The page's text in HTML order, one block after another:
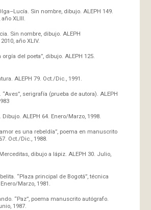
Sin nombre, dibujo. ALEPH 149.
XLIII.
Sin nombre, dibujo. ALEPH
año XLIV.
del poeta”, dibujo. ALEPH 125.
ALEPH 79. Oct./Dic., 1991.
serigrafía (prueba de autora). ALEPH
ALEPH 64. Enero/Marzo, 1998.
es una rebeldía”, poema en manuscrito
Oct./Dic., 1988.
dibujo a lápiz. ALEPH 30. Julio,
“Plaza principal de Bogotá”, técnica
Marzo, 1981.
“Paz”, poema manuscrito autógrafo.
1987.